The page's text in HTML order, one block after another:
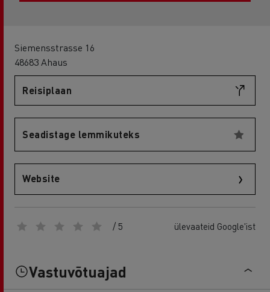
Siemensstrasse 16
48683 Ahaus
Reisiplaan
Seadistage lemmikuteks
Website
/ 5 ülevaateid Google'ist
Vastuvõtuajad